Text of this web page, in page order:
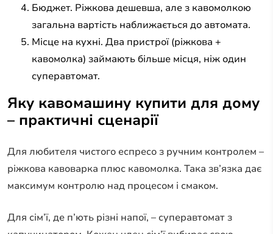
Бюджет. Ріжкова дешевша, але з кавомолкою
загальна вартість наближається до автомата.
Місце на кухні. Два пристрої (ріжкова +
кавомолка) займають більше місця, ніж один
суперавтомат.
Яку кавомашину купити для дому
– практичні сценарії
Для любителя чистого еспресо з ручним контролем –
ріжкова кавоварка плюс кавомолка. Така зв’язка дає
максимум контролю над процесом і смаком.
Для сім’ї, де п’ють різні напої, – суперавтомат з